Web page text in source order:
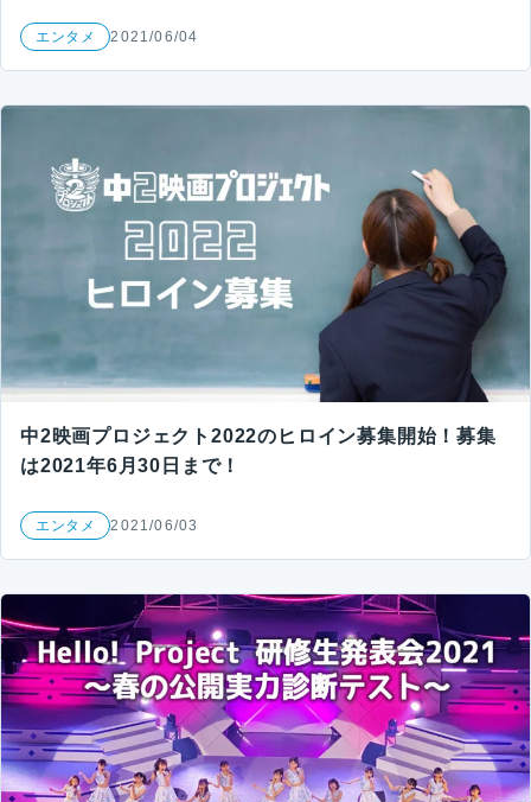
エンタメ 2021/06/04
中2映画プロジェクト2022のヒロイン募集開始！募集
は2021年6月30日まで！
エンタメ 2021/06/03